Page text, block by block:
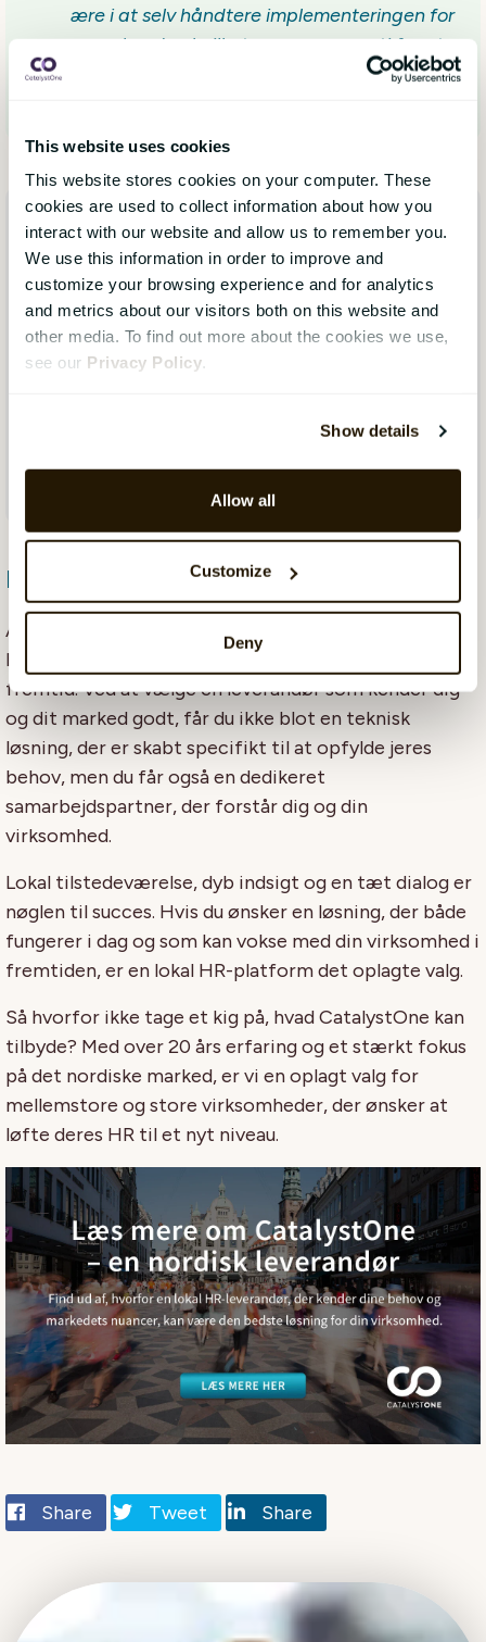
This website uses cookies
This website stores cookies on your computer. These
cookies are used to collect information about how you
interact with our website and allow us to remember you.
We use this information in order to improve and
customize your browsing experience and for analytics
and metrics about our visitors both on this website and
other media. To find out more about the cookies we use,
see our Privacy Policy.
Show details
Allow all
Customize
Deny
ære i at selv håndtere implementeringen for
vores kunder, hvilket er vores garanti for at
kunderne bliver glade for deres valg af
RecovervalgteCatalystOne
Der ligger en vis tryghed i at se succeshistorier
og eksempler fra andre kunder, som minder om
jer eller som har haft lignede behov. Kundecases
er en mulighed for at se relevante referencer fra
virksomhed, med at optimere deres HR-
processer.
Konklusion: En investering i fremtiden
At vælge en HR-platform er ikke bare en kortsigtet
beslutning – det er en investering i din virksomheds
fremtid. Ved at vælge en leverandør som kender dig
og dit marked godt, får du ikke blot en teknisk
løsning, der er skabt specifikt til at opfylde jeres
behov, men du får også en dedikeret
samarbejdspartner, der forstår dig og din
virksomhed.
Lokal tilstedeværelse, dyb indsigt og en tæt dialog er
nøglen til succes. Hvis du ønsker en løsning, der både
fungerer i dag og som kan vokse med din virksomhed i
fremtiden, er en lokal HR-platform det oplagte valg.
Så hvorfor ikke tage et kig på, hvad CatalystOne kan
tilbyde? Med over 20 års erfaring og et stærkt fokus
på det nordiske marked, er vi en oplagt valg for
mellemstore og store virksomheder, der ønsker at
løfte deres HR til et nyt niveau.
Share Tweet Share